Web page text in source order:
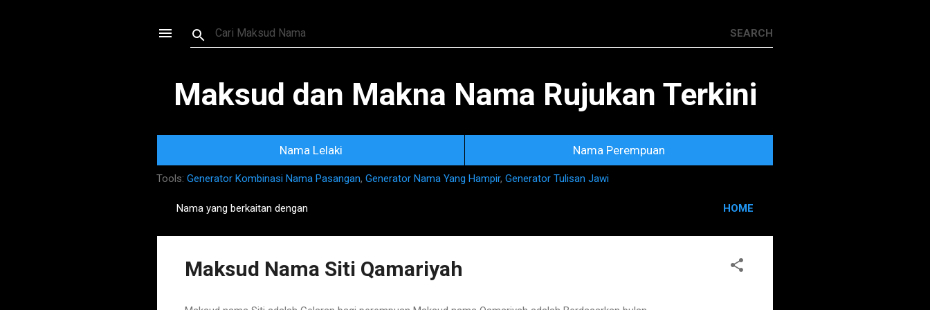
Maksud dan Makna Nama Rujukan Terkini
Nama Lelaki Nama Perempuan
Tools: Generator Kombinasi Nama Pasangan, Generator Nama Yang Hampir, Generator Tulisan Jawi
o
Nama yang berkaitan dengan HOME
Maksud Nama Siti Qamariyah